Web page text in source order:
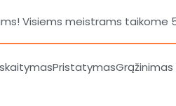
Visiems meistrams taikome
Pristatymas